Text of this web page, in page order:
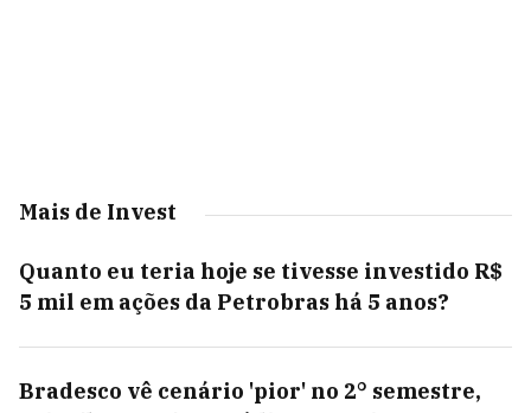
Mais de Invest
Quanto eu teria hoje se tivesse investido R$
5 mil em ações da Petrobras há 5 anos?
Bradesco vê cenário 'pior' no 2° semestre,